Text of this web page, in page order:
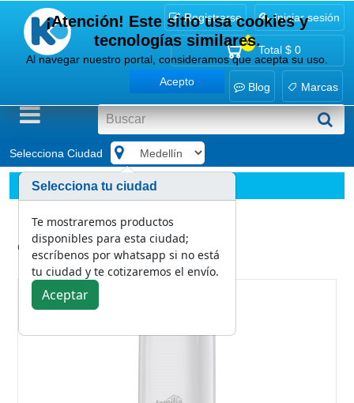
Registrarse Iniciar sesión
0
Total $ 0
Blog Marcas
Selecciona Ciudad
Marcas
Familia
Dispensador de Jabón Líquido 1 L (83510)
Categoría:
Familia
¡Atención! Este sitio usa cookies y
tecnologías similares.
Al navegar nuestro portal, consideramos que acepta su uso.
Acepto
Selecciona tu ciudad
Te mostraremos productos
disponibles para esta ciudad;
escríbenos por whatsapp si no está
tu ciudad y te cotizaremos el envío.
Aceptar